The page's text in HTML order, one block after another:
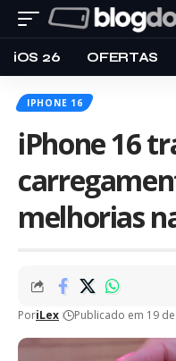
iOS 26 OFERTAS
IPHONE 16
iPhone 16
melhorias
PoriLex Publicado em 19